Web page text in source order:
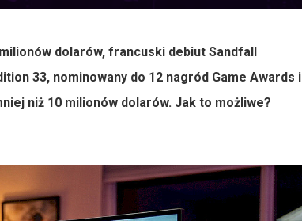
dolarów, francuski debiut Sandfall
33, nominowany do 12 nagród Game Awards i
niż 10 milionów dolarów. Jak to możliwe?